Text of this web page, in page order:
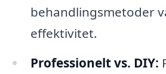
behandlingsmetoder
effektivitet.
Professionelt vs. DIY: